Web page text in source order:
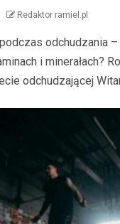
Redaktor ramiel.pl
odchudzania
i minerałach?
odchudzającej